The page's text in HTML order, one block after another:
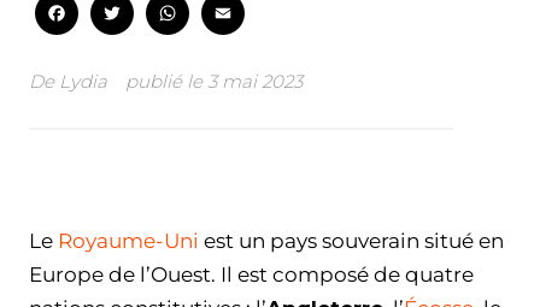
FacebookTwitterWhatsApp
De Lydia publié le3 mai 2023
Le Royaume-Uni est un pays souverain situé en
Europe de l’Ouest. Il est composé de quatre